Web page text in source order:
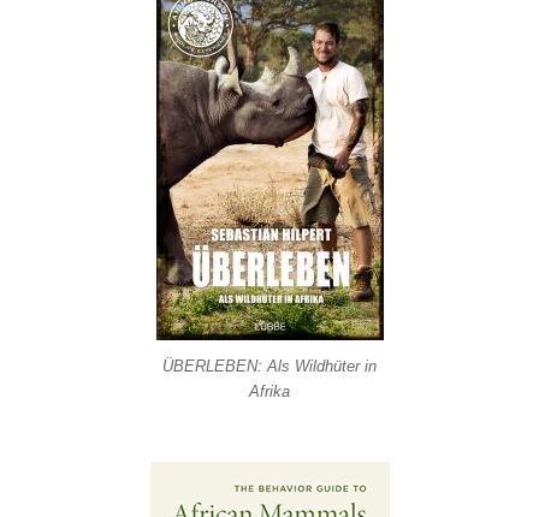
ÜBERLEBEN: Als Wildhüter in
Afrika